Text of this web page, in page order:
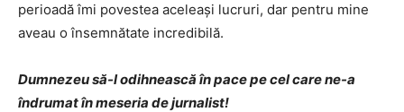
perioadă îmi povestea aceleași lucruri, dar pentru mine
aveau o însemnătate incredibilă.
Dumnezeu să-l odihnească în pace pe cel care ne-a
îndrumat în meseria de jurnalist!